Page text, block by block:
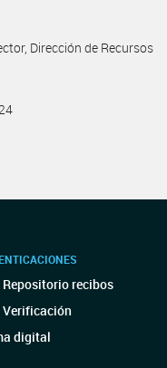
Dirección de Recursos
Repositorio recibos
Verificación
digital